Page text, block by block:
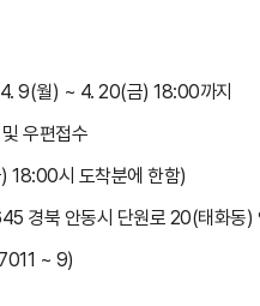
9(월) ~ 4. 20(금) 18:00까지
우편접수
18:00시 도착분에 한함)
경북 안동시 단원로 20(태화동)
~ 9)